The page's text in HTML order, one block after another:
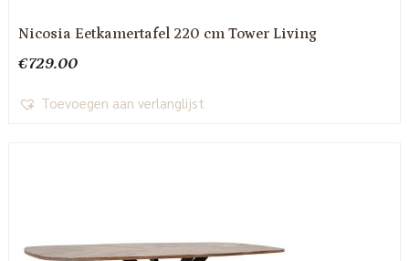
Nicosia Eetkamertafel 220 cm Tower Living
€729.00
Toevoegen aan verlanglijst